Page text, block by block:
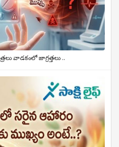
వాడకంలో జాగ్రత్తలు ..